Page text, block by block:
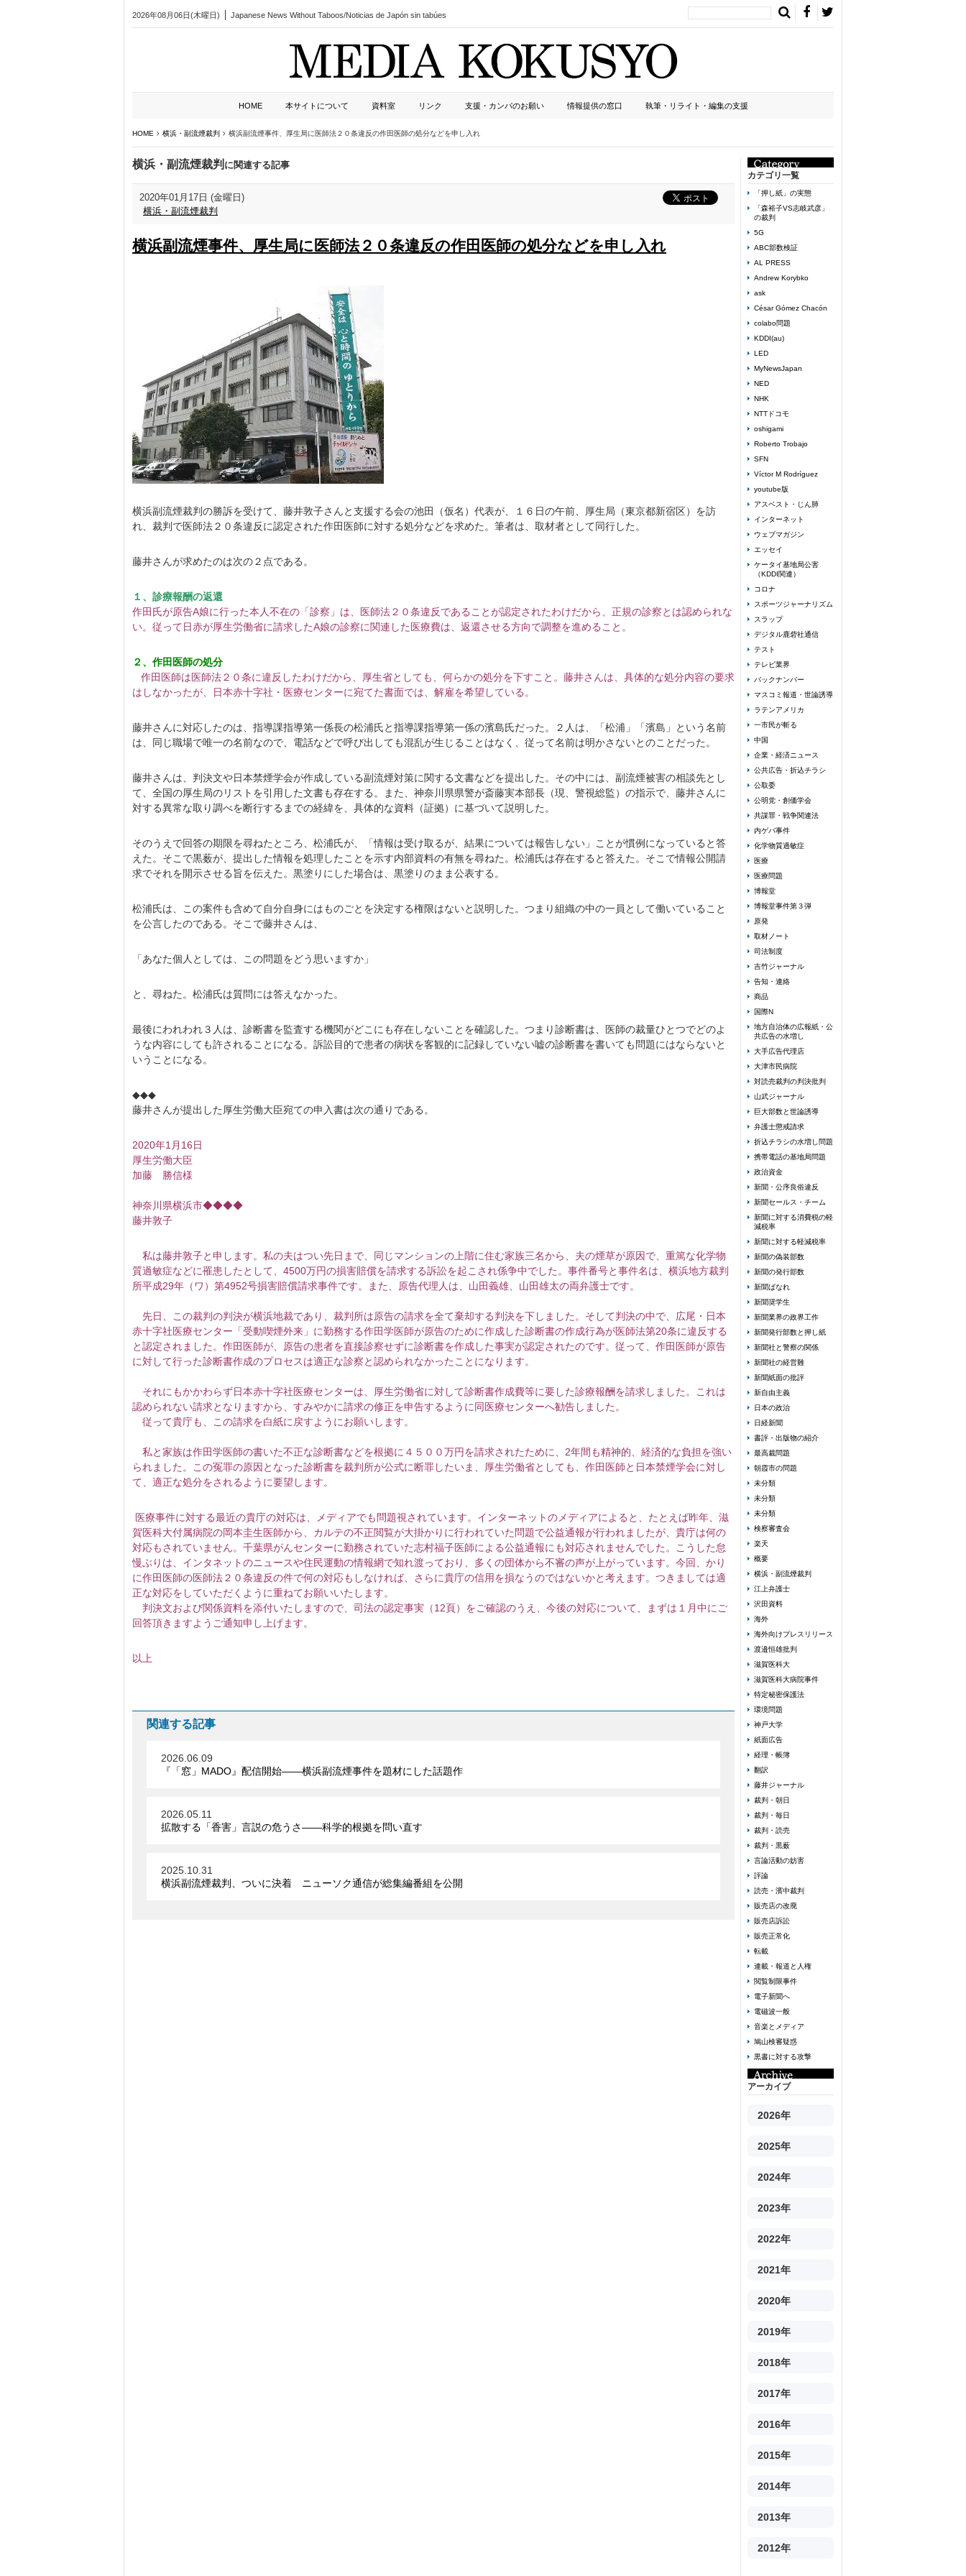
2026年08月06日(木曜日) Japanese News Without Taboos/Noticias de Japón sin tabúes
HOME 本サイトについて 資料室 リンク 支援・カンパのお願い 情報提供の窓口 執筆・リライト・編集の支援
HOME 横浜・副流煙裁判 横浜副流煙事件、厚生局に医師法２０条違反の作田医師の処分などを申し入れ
横浜・副流煙裁判 に関連する記事
2020年01月17日 (金曜日)
横浜・副流煙裁判
横浜副流煙事件、厚生局に医師法２０条違反の作田医師の処分などを申し入れ
横浜副流煙裁判の勝訴を受けて、藤井敦子さんと支援する会の池田（仮名）代表が、１６日の午前、厚生局（東京都新宿区）を訪
れ、裁判で医師法２０条違反に認定された作田医師に対する処分などを求めた。筆者は、取材者として同行した。
藤井さんが求めたのは次の２点である。
１、診療報酬の返還
作田氏が原告A娘に行った本人不在の「診察」は、医師法２０条違反であることが認定されたわけだから、正規の診察とは認められな
い。従って日赤が厚生労働省に請求したA娘の診察に関連した医療費は、返還させる方向で調整を進めること。
２、作田医師の処分
作田医師は医師法２０条に違反したわけだから、厚生省としても、何らかの処分を下すこと。藤井さんは、具体的な処分内容の要求
はしなかったが、日本赤十字社・医療センターに宛てた書面では、解雇を希望している。
藤井さんに対応したのは、指導課指導第一係長の松浦氏と指導課指導第一係の濱島氏だった。２人は、「松浦」「濱島」という名前
は、同じ職場で唯一の名前なので、電話などで呼び出しても混乱が生じることはなく、従って名前は明かさないとのことだった。
藤井さんは、判決文や日本禁煙学会が作成している副流煙対策に関する文書などを提出した。その中には、副流煙被害の相談先とし
て、全国の厚生局のリストを引用した文書も存在する。また、神奈川県県警が斎藤実本部長（現、警視総監）の指示で、藤井さんに
対する異常な取り調べを断行するまでの経緯を、具体的な資料（証拠）に基づいて説明した。
そのうえで回答の期限を尋ねたところ、松浦氏が、「情報は受け取るが、結果については報告しない」ことが慣例になっていると答
えた。そこで黒薮が、提出した情報を処理したことを示す内部資料の有無を尋ねた。松浦氏は存在すると答えた。そこで情報公開請
求でそれを開示させる旨を伝えた。黒塗りにした場合は、黒塗りのまま公表する。
松浦氏は、この案件も含めて自分自身にはものごとを決定する権限はないと説明した。つまり組織の中の一員として働いていること
を公言したのである。そこで藤井さんは、
「あなた個人としては、この問題をどう思いますか」
と、尋ねた。松浦氏は質問には答えなかった。
最後にわれわれ３人は、診断書を監査する機関がどこにも存在しないことを確認した。つまり診断書は、医師の裁量ひとつでどのよ
うな内容にしても許されることになる。訴訟目的で患者の病状を客観的に記録していない嘘の診断書を書いても問題にはならないと
いうことになる。
◆◆◆
藤井さんが提出した厚生労働大臣宛ての申入書は次の通りである。
2020年1月16日
厚生労働大臣
加藤 勝信様
神奈川県横浜市◆◆◆◆
藤井敦子
私は藤井敦子と申します。私の夫はつい先日まで、同じマンションの上階に住む家族三名から、夫の煙草が原因で、重篤な化学物
質過敏症などに罹患したとして、4500万円の損害賠償を請求する訴訟を起こされ係争中でした。事件番号と事件名は、横浜地方裁判
所平成29年（ワ）第4952号損害賠償請求事件です。また、原告代理人は、山田義雄、山田雄太の両弁護士です。
先日、この裁判の判決が横浜地裁であり、裁判所は原告の請求を全て棄却する判決を下しました。そして判決の中で、広尾・日本
赤十字社医療センター「受動喫煙外来」に勤務する作田学医師が原告のために作成した診断書の作成行為が医師法第20条に違反する
と認定されました。作田医師が、原告の患者を直接診察せずに診断書を作成した事実が認定されたのです。従って、作田医師が原告
に対して行った診断書作成のプロセスは適正な診察と認められなかったことになります。
それにもかかわらず日本赤十字社医療センターは、厚生労働省に対して診断書作成費等に要した診療報酬を請求しました。これは
認められない請求となりますから、すみやかに請求の修正を申告するように同医療センターへ勧告しました。
従って貴庁も、この請求を白紙に戻すようにお願いします。
私と家族は作田学医師の書いた不正な診断書などを根拠に４５００万円を請求されたために、2年間も精神的、経済的な負担を強い
られました。この冤罪の原因となった診断書を裁判所が公式に断罪したいま、厚生労働省としても、作田医師と日本禁煙学会に対し
て、適正な処分をされるように要望します。
医療事件に対する最近の貴庁の対応は、メディアでも問題視されています。インターネットのメディアによると、たとえば昨年、滋
賀医科大付属病院の岡本圭生医師から、カルテの不正閲覧が大掛かりに行われていた問題で公益通報が行われましたが、貴庁は何の
対応もされていません。千葉県がんセンターに勤務されていた志村福子医師による公益通報にも対応されませんでした。こうした怠
慢ぶりは、インタネットのニュースや住民運動の情報網で知れ渡っており、多くの団体から不審の声が上がっています。今回、かり
に作田医師の医師法２０条違反の件で何の対応もしなければ、さらに貴庁の信用を損なうのではないかと考えます。つきましては適
正な対応をしていただくように重ねてお願いいたします。
判決文および関係資料を添付いたしますので、司法の認定事実（12頁）をご確認のうえ、今後の対応について、まずは１月中にご
回答頂きますようご通知申し上げます。
以上
関連する記事
2026.06.09
『「窓」MADO』配信開始――横浜副流煙事件を題材にした話題作
2026.05.11
拡散する「香害」言説の危うさ――科学的根拠を問い直す
2025.10.31
横浜副流煙裁判、ついに決着 ニューソク通信が総集編番組を公開
カテゴリ一覧
「押し紙」の実態
「森裕子VS志岐武彦」
の裁判
5G
ABC部数検証
AL PRESS
Andrew Korybko
ask
César Gómez Chacón
colabo問題
KDDI(au)
LED
MyNewsJapan
NED
NHK
NTTドコモ
oshigami
Roberto Trobajo
SFN
Víctor M Rodríguez
youtube版
アスベスト・じん肺
インターネット
ウェブマガジン
エッセイ
ケータイ基地局公害
（KDDI関連）
コロナ
スポーツジャーナリズム
スラップ
デジタル鹿砦社通信
テスト
テレビ業界
バックナンバー
マスコミ報道・世論誘導
ラテンアメリカ
一市民が斬る
中国
企業・経済ニュース
公共広告・折込チラシ
公取委
公明党・創価学会
共謀罪・戦争関連法
内ゲバ事件
化学物質過敏症
医療
医療問題
博報堂
博報堂事件第３弾
原発
取材ノート
司法制度
吉竹ジャーナル
告知・連絡
商品
国際N
地方自治体の広報紙・公
共広告の水増し
大手広告代理店
大津市民病院
対読売裁判の判決批判
山武ジャーナル
巨大部数と世論誘導
弁護士懲戒請求
折込チラシの水増し問題
携帯電話の基地局問題
政治資金
新聞・公序良俗違反
新聞セールス・チーム
新聞に対する消費税の軽
減税率
新聞に対する軽減税率
新聞の偽装部数
新聞の発行部数
新聞ばなれ
新聞奨学生
新聞業界の政界工作
新聞発行部数と押し紙
新聞社と警察の関係
新聞社の経営難
新聞紙面の批評
新自由主義
日本の政治
日経新聞
書評・出版物の紹介
最高裁問題
朝霞市の問題
未分類
未分類
未分類
検察審査会
楽天
概要
横浜・副流煙裁判
江上弁護士
沢田資料
海外
海外向けプレスリリース
渡邉恒雄批判
滋賀医科大
滋賀医科大病院事件
特定秘密保護法
環境問題
神戸大学
紙面広告
経理・帳簿
翻訳
藤井ジャーナル
裁判・朝日
裁判・毎日
裁判・読売
裁判・黒薮
言論活動の妨害
評論
読売・濱中裁判
販売店の改廃
販売店訴訟
販売正常化
転載
連載・報道と人権
閲覧制限事件
電子新聞へ
電磁波一般
音楽とメディア
鳩山検審疑惑
黒書に対する攻撃
アーカイブ
2026年
2025年
2024年
2023年
2022年
2021年
2020年
2019年
2018年
2017年
2016年
2015年
2014年
2013年
2012年